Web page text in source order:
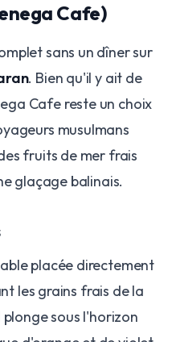
Cafe)
sans un dîner sur
. Bien qu'il y ait de
Cafe reste un choix
musulmans
fruits de mer frais
glaçage balinais.
placée directement
les grains frais de la
sous l'horizon